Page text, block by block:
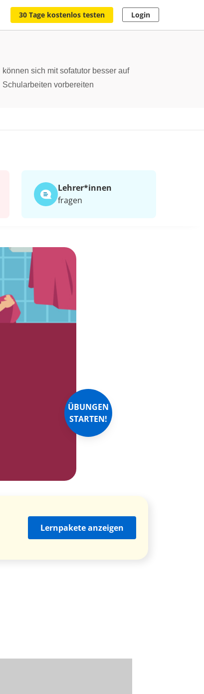
30 Tage kostenlos testen Login
können sich mit sofatutor besser auf
Schularbeiten vorbereiten
Lehrer*​innen
fragen
ÜBUNGEN
STARTEN!
Lernpakete anzeigen